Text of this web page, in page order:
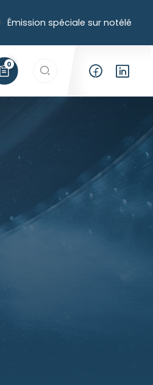
Émission spéciale sur notélé
0 Rechercher…